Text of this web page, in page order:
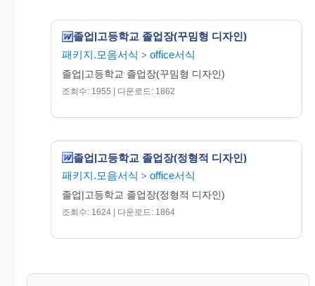
졸업|고등학교 졸업장(꾸밈형 디자인)
패키지.모음서식 > office서식
졸업|고등학교 졸업장(꾸밈형 디자인)
조회수: 1955 | 다운로드: 1862
졸업|고등학교 졸업장(정형적 디자인)
패키지.모음서식 > office서식
졸업|고등학교 졸업장(정형적 디자인)
조회수: 1624 | 다운로드: 1864